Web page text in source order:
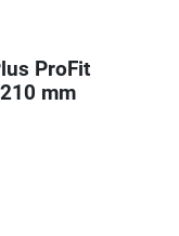
ProFit
mm